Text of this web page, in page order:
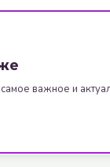
важное и